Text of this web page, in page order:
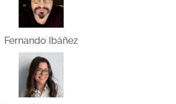
Fernando Ibáñez